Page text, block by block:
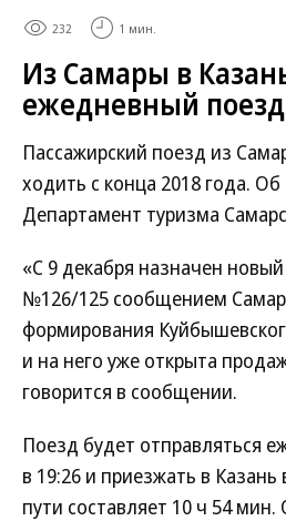
232 1 мин.
Из Самары в
ежедневный поезд
Пассажирский поезд из
ходить с конца 2018 года.
Департамент туризма
«С 9 декабря назначен
№126/125 сообщением
формирования
и на него уже открыта
говорится в сообщении.
Поезд будет отправляться
в 19:26 и приезжать в
пути составляет 10 ч 54 мин.